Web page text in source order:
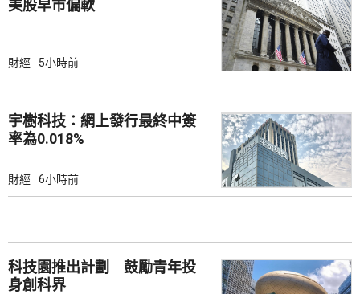
美股早市偏軟
財經 5小時前
宇樹科技：網上發行最終中簽
率為0.018%
財經 6小時前
科技園推出計劃 鼓勵青年投
身創科界